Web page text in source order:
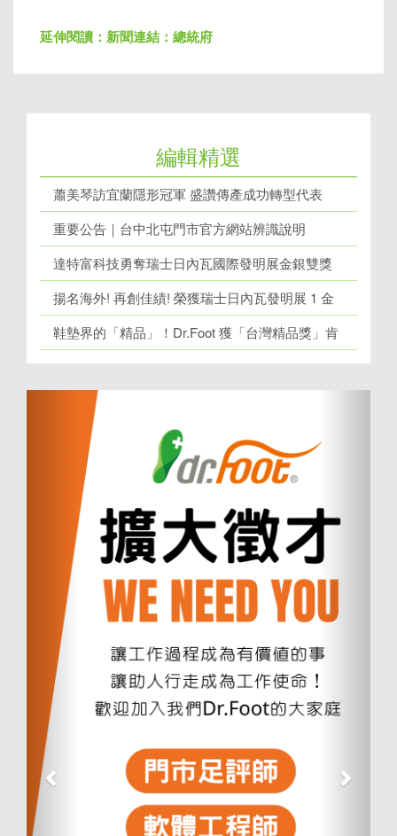
延伸閱讀： 新聞連結：總統府
編輯精選
蕭美琴訪宜蘭隱形冠軍 盛讚傳產成功轉型代表
重要公告｜台中北屯門市官方網站辨識說明
達特富科技勇奪瑞士日內瓦國際發明展金銀雙獎
揚名海外! 再創佳績! 榮獲瑞士日內瓦發明展 1 金
牌、1 銀牌
鞋墊界的「精品」！Dr.Foot 獲「台灣精品獎」肯
定！